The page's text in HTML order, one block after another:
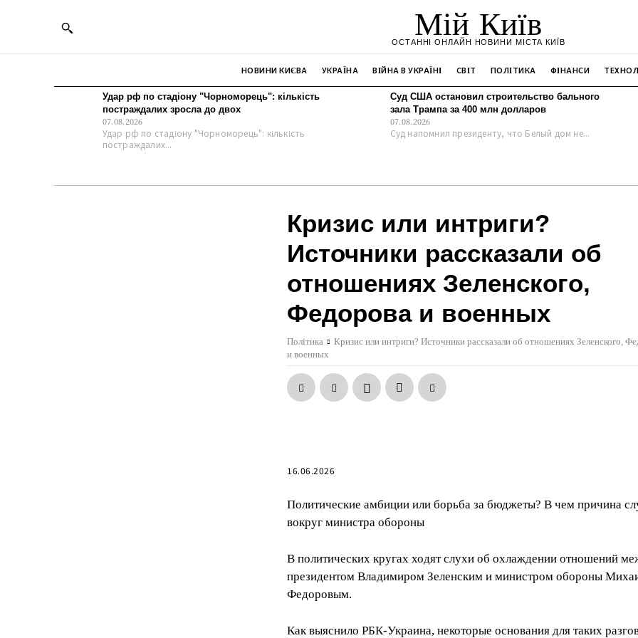
Мій Київ
ОСТАННІ ОНЛАЙН НОВИНИ МІСТА КИЇВ
НОВИНИ КИЄВА УКРАЇНА ВІЙНА В УКРАЇНІ СВІТ ПОЛІТИКА ФІНАНСИ
Удар рф по стадіону "Чорноморець": кількість
постраждалих зросла до двох
07.08.2026
Удар рф по стадіону "Чорноморець": кількість
постраждалих...
Суд США остановил строительство бального
зала Трампа за 400 млн долларов
07.08.2026
Суд напомнил президенту, что Белый дом не...
Кризис или интриги?
Источники рассказали об
отношениях Зеленского,
Федорова и военных
Політика
Кризис или интриги? Источники рассказали об отношениях Зеленского,
и военных
16.06.2026
Политические амбиции или борьба за бюджеты? В чем причина
вокруг министра обороны
В политических кругах ходят слухи об охлаждении отношений
президентом Владимиром Зеленским и министром обороны
Федоровым.
Как выяснило РБК-Украина, некоторые основания для таких